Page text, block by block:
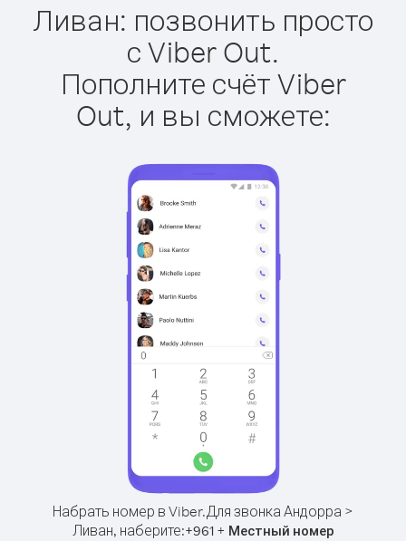
Ливан: позвонить просто
с Viber Out.
Пополните счёт Viber
Out, и вы сможете:
Набрать номер в Viber.Для звонка Андорра >
Ливан, наберите:+961+ Местный номер